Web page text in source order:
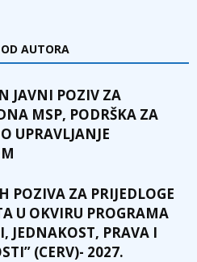
AUTORA
JAVNI POZIV ZA
MSP, PODRŠKA ZA
UPRAVLJANJE
POZIVA ZA PRIJEDLOGE
U OKVIRU PROGRAMA
JEDNAKOST, PRAVA I
(CERV)- 2027.